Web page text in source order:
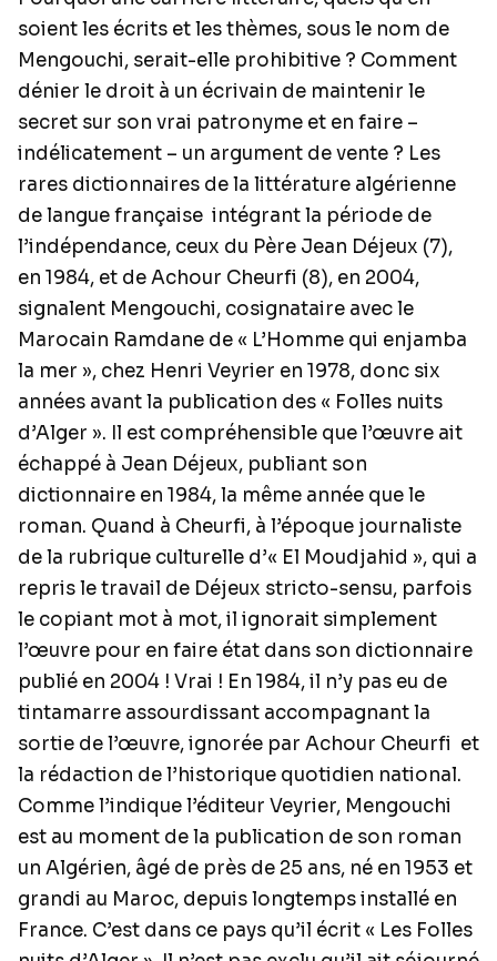
soient les écrits et les thèmes, sous le nom de
Mengouchi, serait-elle prohibitive ? Comment
dénier le droit à un écrivain de maintenir le
secret sur son vrai patronyme et en faire –
indélicatement – un argument de vente ? Les
rares dictionnaires de la littérature algérienne
de langue française intégrant la période de
l’indépendance, ceux du Père Jean Déjeux (7),
en 1984, et de Achour Cheurfi (8), en 2004,
signalent Mengouchi, cosignataire avec le
Marocain Ramdane de « L’Homme qui enjamba
la mer », chez Henri Veyrier en 1978, donc six
années avant la publication des « Folles nuits
d’Alger ». Il est compréhensible que l’œuvre ait
échappé à Jean Déjeux, publiant son
dictionnaire en 1984, la même année que le
roman. Quand à Cheurfi, à l’époque journaliste
de la rubrique culturelle d’« El Moudjahid », qui a
repris le travail de Déjeux stricto-sensu, parfois
le copiant mot à mot, il ignorait simplement
l’œuvre pour en faire état dans son dictionnaire
publié en 2004 ! Vrai ! En 1984, il n’y pas eu de
tintamarre assourdissant accompagnant la
sortie de l’œuvre, ignorée par Achour Cheurfi et
la rédaction de l’historique quotidien national.
Comme l’indique l’éditeur Veyrier, Mengouchi
est au moment de la publication de son roman
un Algérien, âgé de près de 25 ans, né en 1953 et
grandi au Maroc, depuis longtemps installé en
France. C’est dans ce pays qu’il écrit « Les Folles